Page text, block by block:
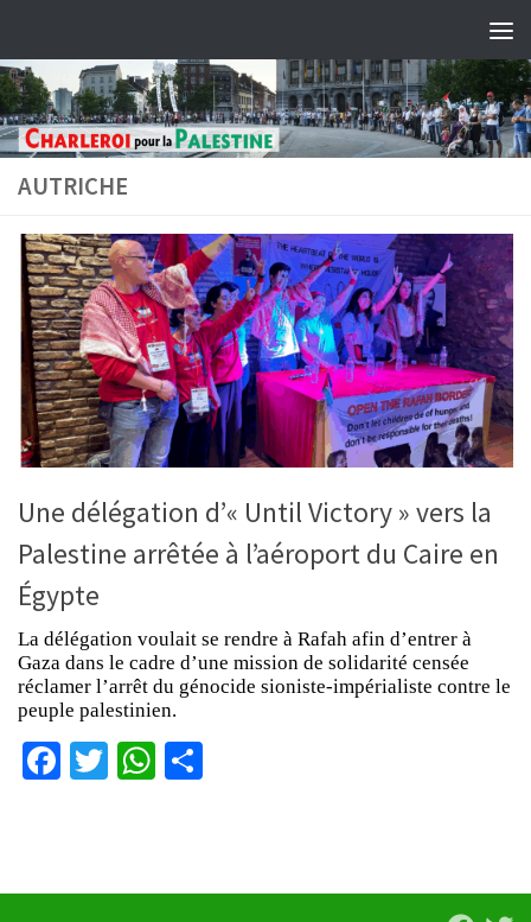
AUTRICHE
Une délégation d’« Until Victory » vers la
Palestine arrêtée à l’aéroport du Caire en
Égypte
La délégation voulait se rendre à Rafah afin d’entrer à
Gaza dans le cadre d’une mission de solidarité censée
réclamer l’arrêt du génocide sioniste-impérialiste contre le
peuple palestinien.
Facebook
TwitterWhatsApp